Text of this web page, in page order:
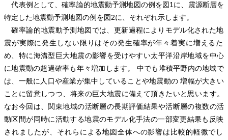
代表例として、確率論的地震動予測地図の例を図1に、震源断層を
特定した地震動予測地図の例を図2に、それぞれ示します。
確率論的地震動予測地図では、更新過程によりモデル化された地
震が実際に発生しない限りはその発生確率が年々着実に増えるた
め、特に海溝型巨大地震の影響を受けやすい太平洋沿岸地域を中心
に地震動の超過確率も年々増加します。 中でも堆積平野内の地域で
は、一般に人口や産業が集中していることや地震動の 増幅が大きい
ことに留意しつつ、将来の巨大地震に備えて頂きたいと思います。
なお今回は、関東地域の活断層の長期評価結果や活断層の複数の活
動区間が同時に活動する地震のモデル化手法の一部変更結果も反映
されましたが、それらによる地図全体への影響は比較的軽微でし